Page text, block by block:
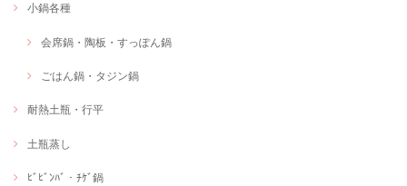
小鍋各種
会席鍋・陶板・すっぽん鍋
ごはん鍋・タジン鍋
耐熱土瓶・行平
土瓶蒸し
ﾋﾞﾋﾞﾝﾊﾞ・ﾁｹﾞ鍋